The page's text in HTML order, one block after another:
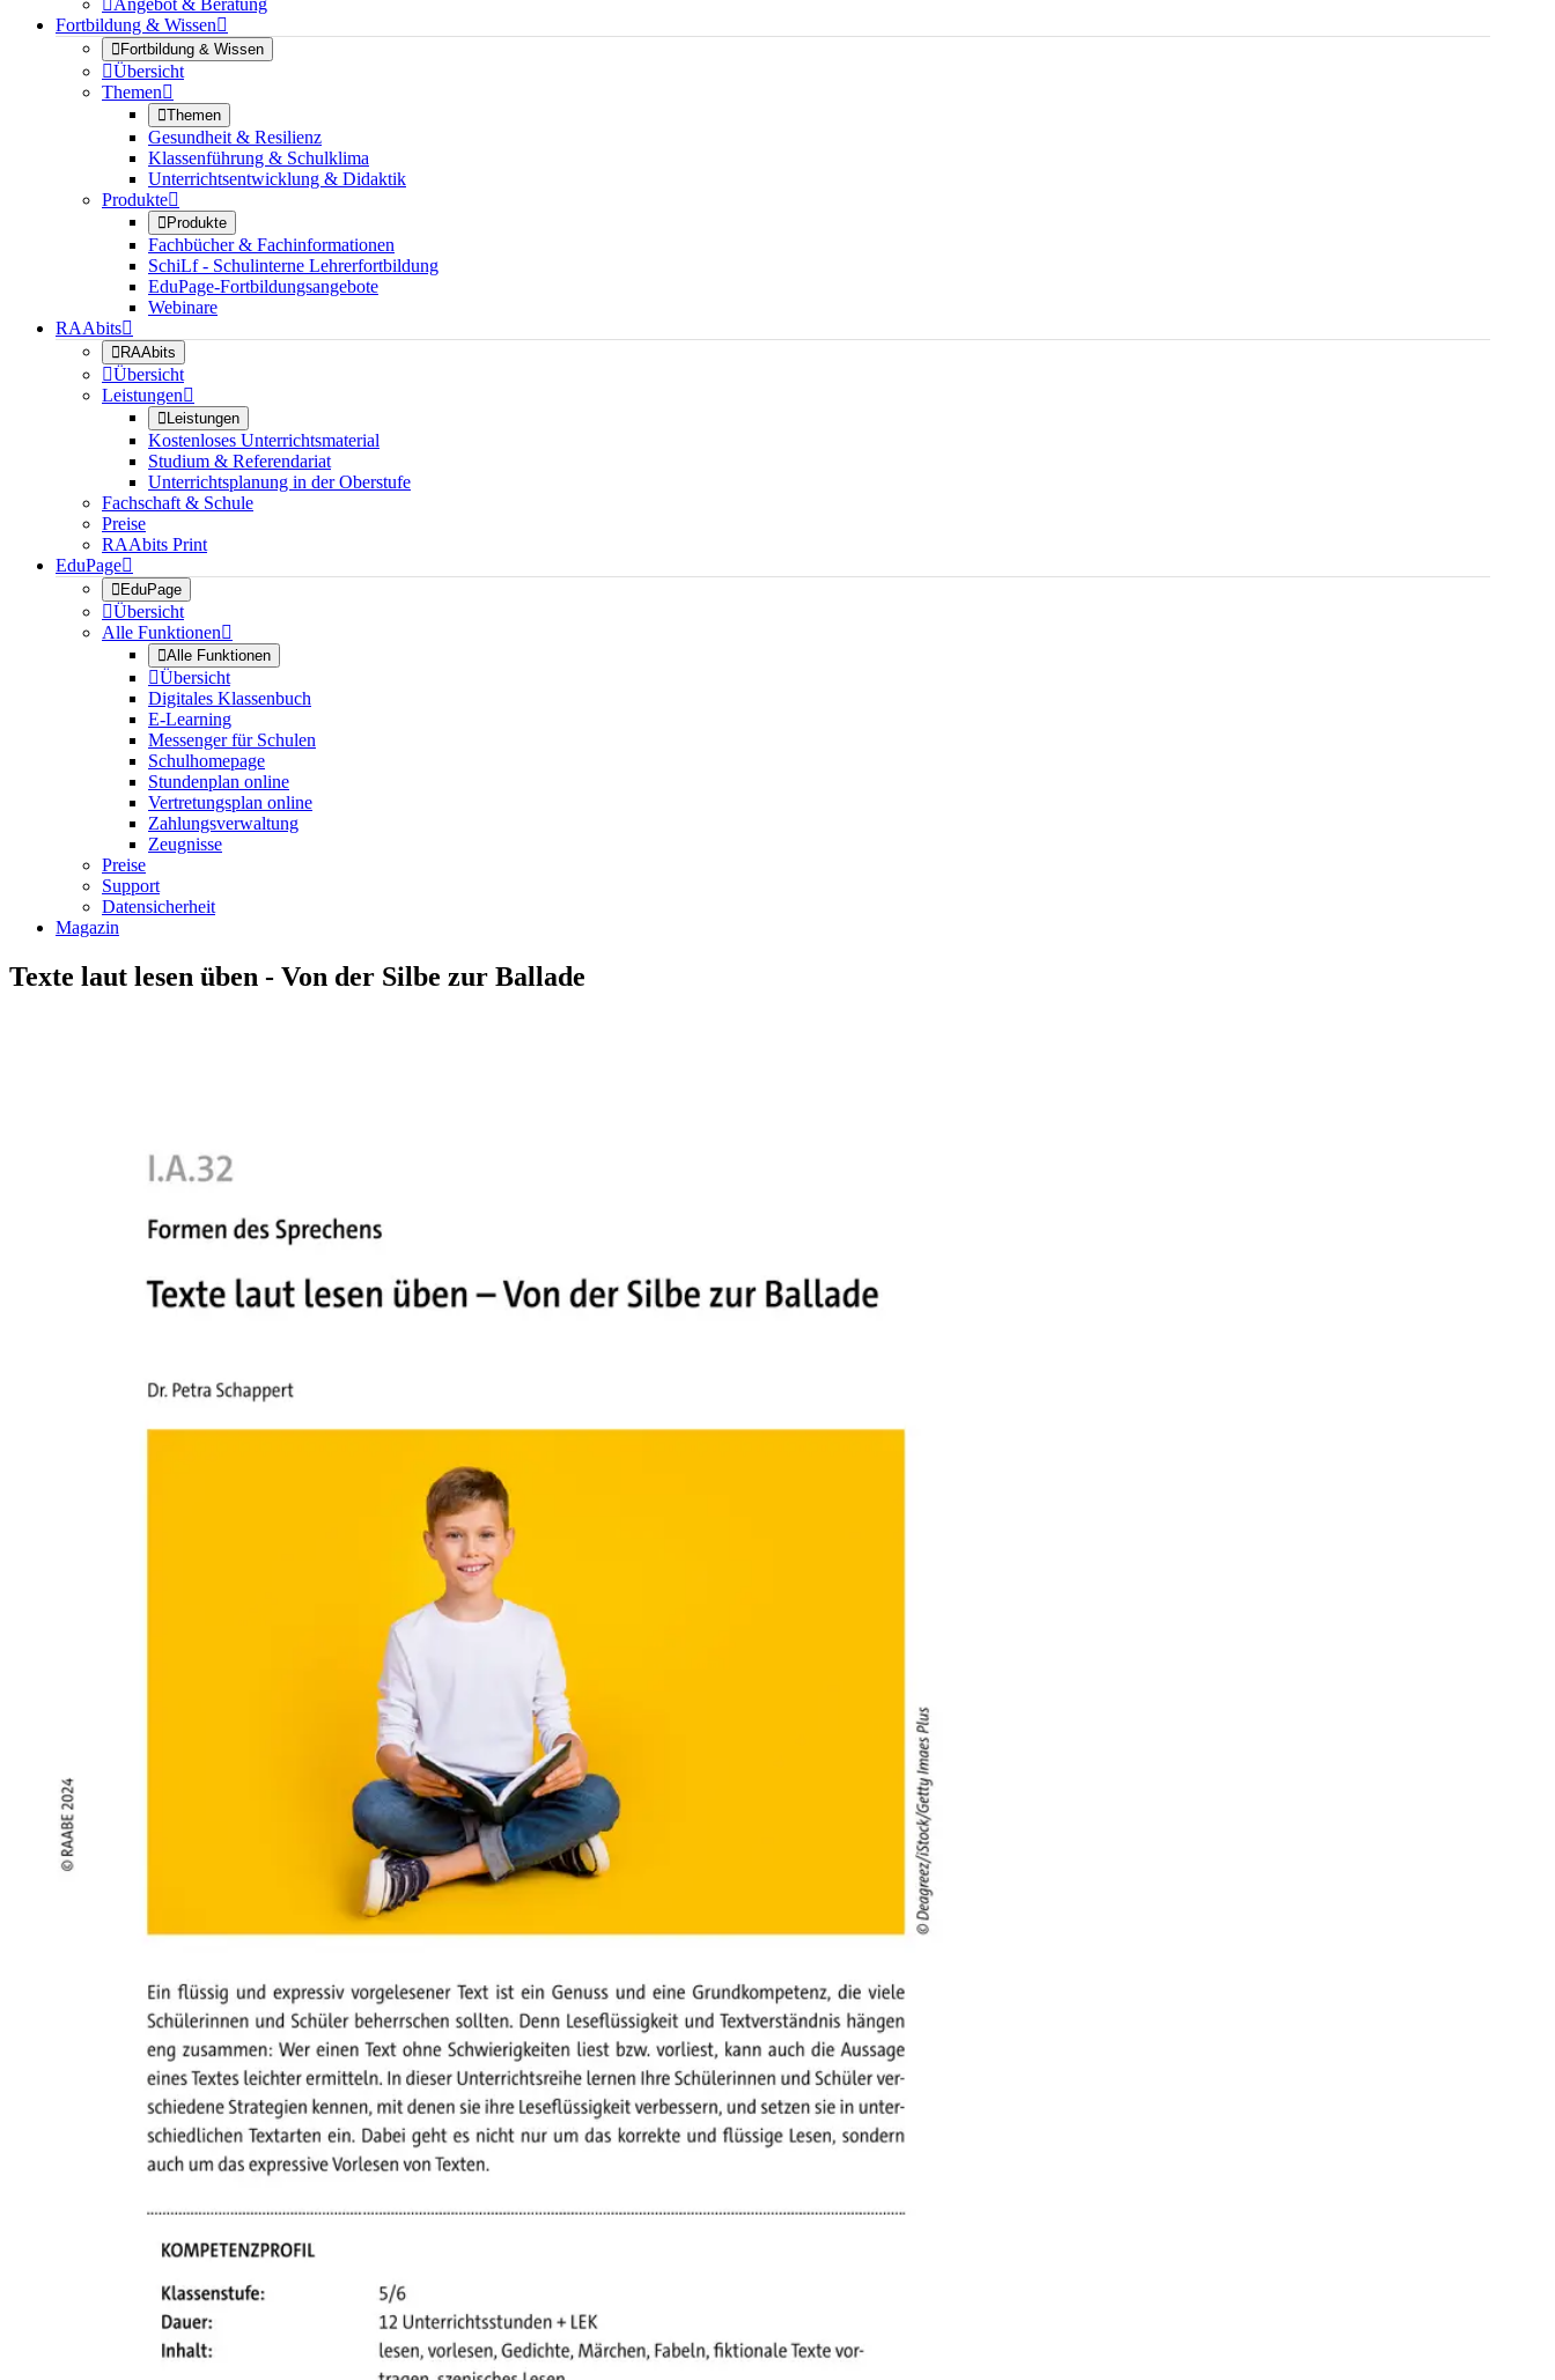
Fortbildung & Wissen
Fortbildung & Wissen
Übersicht
Themen
Themen
Gesundheit & Resilienz
Klassenführung & Schulklima
Unterrichtsentwicklung & Didaktik
Produkte
Produkte
Fachbücher & Fachinformationen
SchiLf - Schulinterne Lehrerfortbildung
EduPage-Fortbildungsangebote
Webinare
RAAbits
RAAbits
Übersicht
Leistungen
Leistungen
Kostenloses Unterrichtsmaterial
Studium & Referendariat
Unterrichtsplanung in der Oberstufe
Fachschaft & Schule
Preise
RAAbits Print
EduPage
EduPage
Übersicht
Alle Funktionen
Alle Funktionen
Übersicht
Digitales Klassenbuch
E-Learning
Messenger für Schulen
Schulhomepage
Stundenplan online
Vertretungsplan online
Zahlungsverwaltung
Zeugnisse
Preise
Support
Datensicherheit
Magazin
Texte laut lesen üben - Von der Silbe zur Ballade